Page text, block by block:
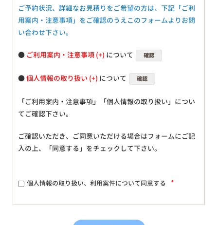
ご予約状況、詳細なお見積りをご希望の方は、下記「ご利
用案内・注意事項」をご確認のうえこのフォームよりお問
い合わせ下さい。
● ご利用案内・注意事項 について 確認
●個人情報の取り扱い について 確認
「ご利用案内・注意事項」「個人情報の取り扱い」につい
てご確認下さい。
ご確認いただき、ご同意いただける場合はフォームにご記
入の上、「同意する」をチェックして下さい。
個人情報の取り扱い、利用案件について同意する *